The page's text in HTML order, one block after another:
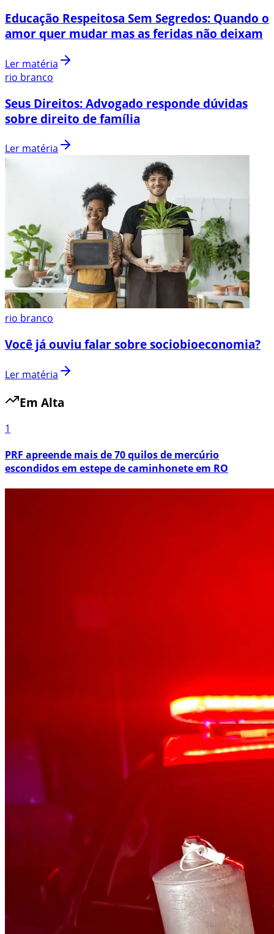
Educação Respeitosa Sem Segredos: Quando o
amor quer mudar mas as feridas não deixam
Ler matéria
rio branco
Seus Direitos: Advogado responde dúvidas
sobre direito de família
Ler matéria
rio branco
Você já ouviu falar sobre sociobioeconomia?
Ler matéria
Em Alta
1
PRF apreende mais de 70 quilos de mercúrio
escondidos em estepe de caminhonete em RO